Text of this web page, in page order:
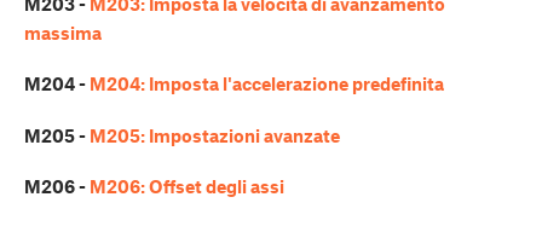
massima
M204 - M204: Imposta l'accelerazione predefinita
M205 - M205: Impostazioni avanzate
M206 - M206: Offset degli assi